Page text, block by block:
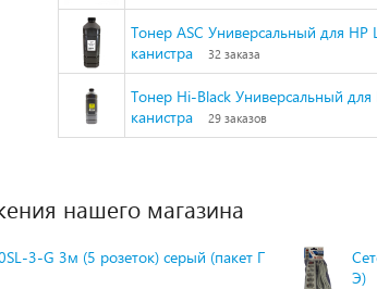
Тонер ASC Универсальный для
канистра
32 заказа
Тонер Hi-Black Универсальный для
канистра
29 заказов
нашего магазина
3-G 3м (5 розеток) серый (пакет П
Э)